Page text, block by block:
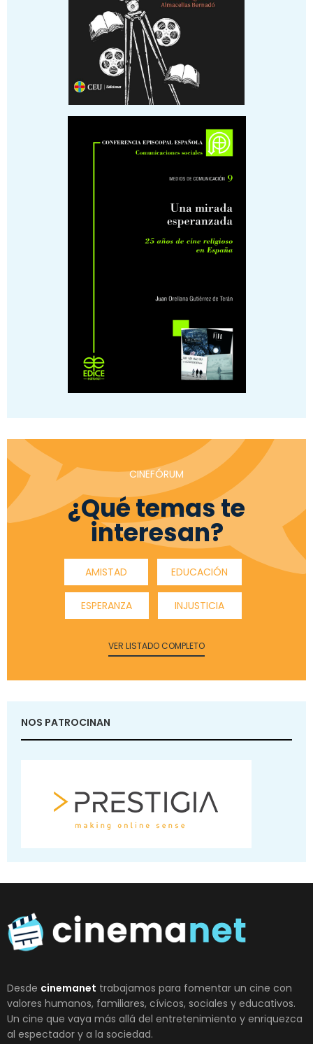
CINEFÓRUM
¿Qué temas te
interesan?
AMISTAD EDUCACIÓN
ESPERANZA INJUSTICIA
VER LISTADO COMPLETO
NOS PATROCINAN
Desde cinemanet trabajamos para fomentar un cine con
valores humanos, familiares, cívicos, sociales y educativos.
Un cine que vaya más allá del entretenimiento y enriquezca
al espectador y a la sociedad.